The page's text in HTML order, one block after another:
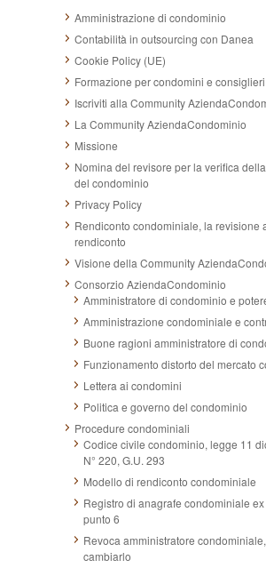
Amministrazione di condominio
Contabilità in outsourcing con Danea
Cookie Policy (UE)
Formazione per condomini e consiglieri
Iscriviti alla Community
La Community AziendaCondominio
Missione
Nomina del revisore per la verifica
del condominio
Privacy Policy
Rendiconto condominiale, la revisione
rendiconto
Visione della Community
Consorzio AziendaCondominio
Amministratore di condominio e
Amministrazione condominiale e
Buone ragioni amministratore di
Funzionamento distorto del mercato
Lettera ai condomini
Politica e governo del condominio
Procedure condominiali
Codice civile condominio, legge 11
N° 220, G.U. 293
Modello di rendiconto condominiale
Registro di anagrafe condominiale
punto 6
Revoca amministratore
cambiarlo